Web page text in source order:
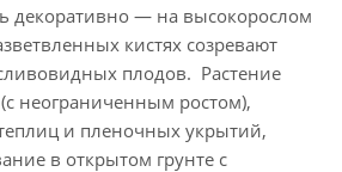
декоративно — на высокорослом
кистях созревают
плодов. Растение
неограниченным ростом),
и пленочных укрытий,
в открытом грунте с